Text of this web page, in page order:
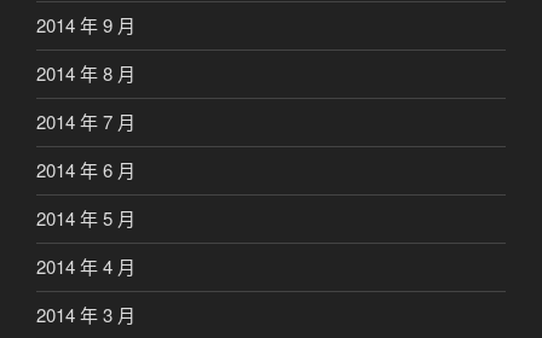
2014 年 9 月
2014 年 8 月
2014 年 7 月
2014 年 6 月
2014 年 5 月
2014 年 4 月
2014 年 3 月